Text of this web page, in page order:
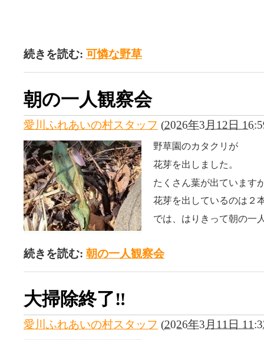
続きを読む: 可憐な野草
朝の一人観察会
愛川ふれあいの村スタッフ (2026年3月12日
野草園のカタクリが
花芽を出しました。
たくさん葉が出ています
花芽を出しているのは２
では、はりきって朝の一
続きを読む: 朝の一人観察会
大掃除終了‼
愛川ふれあいの村スタッフ (2026年3月11日